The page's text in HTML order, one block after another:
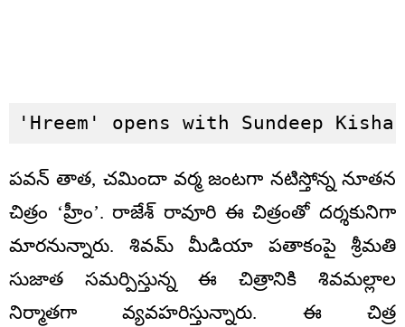
'Hreem' opens with Sundeep
పవన్‌ తాత, చమిందా వర్మ జంటగా నటిస్తోన్న నూతన
చిత్రం ‘హ్రీం’. రాజేశ్‌ రావూరి ఈ చిత్రంతో దర్శకునిగా
మారనున్నారు. శివమ్‌ మీడియా పతాకంపై శ్రీమతి
సుజాత సమర్పిస్తున్న ఈ చిత్రానికి శివమల్లాల
నిర్మాతగా వ్యవహరిస్తున్నారు. ఈ చిత్ర